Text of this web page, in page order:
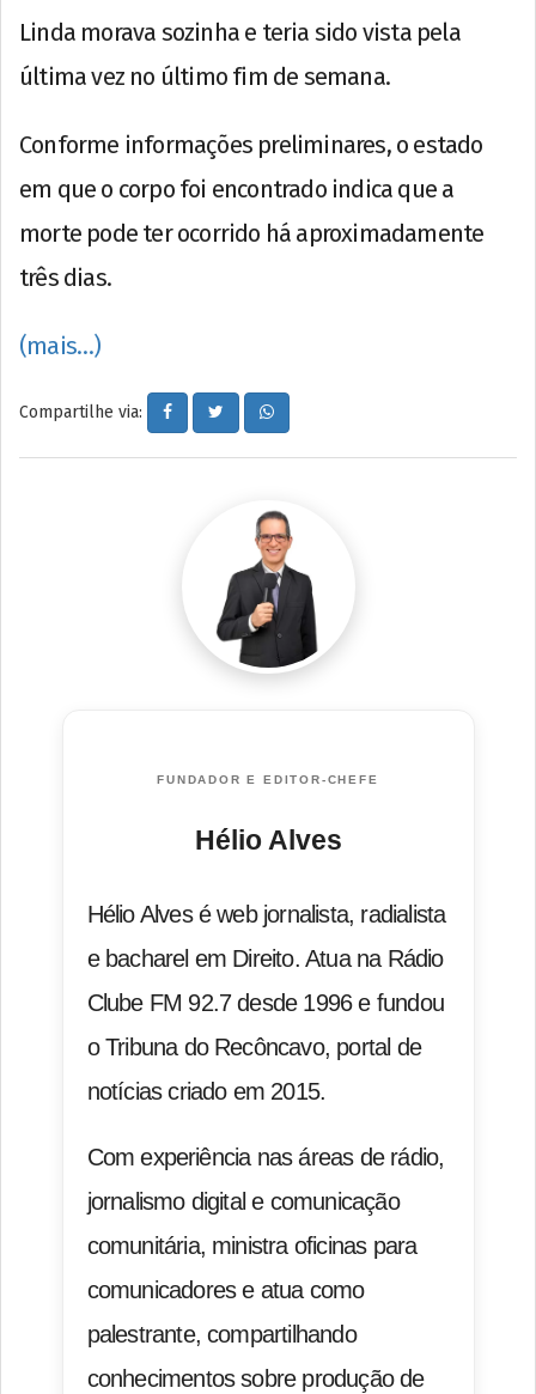
Linda morava sozinha e teria sido vista pela
última vez no último fim de semana.
Conforme informações preliminares, o estado
em que o corpo foi encontrado indica que a
morte pode ter ocorrido há aproximadamente
três dias.
(mais…)
Compartilhe via:
FUNDADOR E EDITOR-CHEFE
Hélio Alves
Hélio Alves é web jornalista, radialista
e bacharel em Direito. Atua na Rádio
Clube FM 92.7 desde 1996 e fundou
o Tribuna do Recôncavo, portal de
notícias criado em 2015.
Com experiência nas áreas de rádio,
jornalismo digital e comunicação
comunitária, ministra oficinas para
comunicadores e atua como
palestrante, compartilhando
conhecimentos sobre produção de